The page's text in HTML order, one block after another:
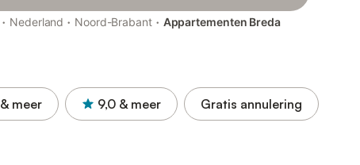
· Nederland · Noord-Brabant · Appartementen Breda
& meer 9,0 & meer Gratis annulering